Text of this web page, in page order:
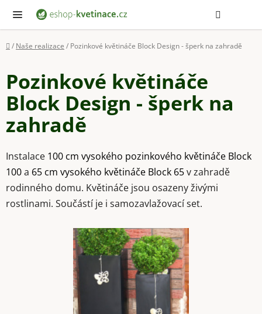
obsah
Domů
/ Naše realizace / Pozinkové květináče Block Design - šperk na zahradě
Pozinkové květináče
Block Design - šperk na
zahradě
Instalace 100 cm vysokého pozinkového květináče Block
100a 65 cm vysokého květináče Block 65v zahradě
rodinného domu. Květináče jsou osazeny živými
rostlinami. Součástí je i samozavlažovací set.